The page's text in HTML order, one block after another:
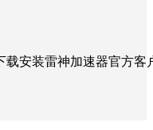
载安装雷神加速器官方客